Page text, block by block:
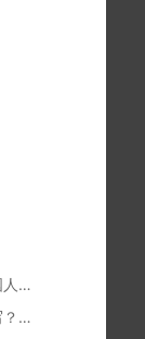
德语老中医：这个单词的大小写，连德国人都搞不清！
德语老中医：冒号后面到底大写还是小写？别再傻傻分不清！